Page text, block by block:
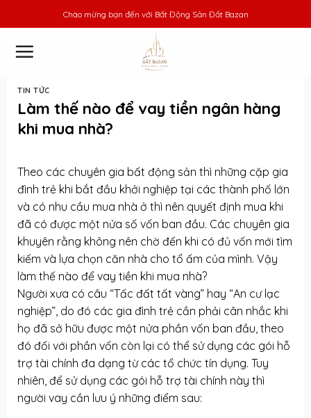
to
content
Chào mừng bạn đến với Bất Động Sản Đất Bazan
TIN TỨC
Làm thế nào để vay tiền ngân hàng
khi mua nhà?
Theo các chuyên gia bất động sản thì những cặp gia
đình trẻ khi bắt đầu khởi nghiệp tại các thành phố lớn
và có nhu cầu mua nhà ở thì nên quyết định mua khi
đã có được một nửa số vốn ban đầu. Các chuyên gia
khuyên rằng không nên chờ đến khi có đủ vốn mới tìm
kiếm và lựa chọn căn nhà cho tổ ấm của mình. Vậy
làm thế nào để vay tiền khi mua nhà?
Người xưa có câu “Tấc đất tất vàng” hay “An cư lạc
nghiệp”, do đó các gia đình trẻ cần phải cân nhắc khi
họ đã sở hữu được một nửa phần vốn ban đầu, theo
đó đối với phần vốn còn lại có thể sử dụng các gói hỗ
trợ tài chính đa dạng từ các tổ chức tín dụng. Tuy
nhiên, để sử dụng các gói hỗ trợ tài chính này thì
người vay cần lưu ý những điểm sau: